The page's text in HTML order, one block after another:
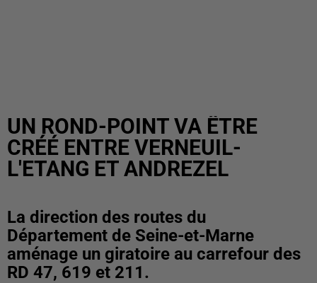
UN ROND-POINT VA ÊTRE
CRÉÉ ENTRE VERNEUIL-
L'ETANG ET ANDREZEL
La direction des routes du
Département de Seine-et-Marne
aménage un giratoire au carrefour des
RD 47, 619 et 211.